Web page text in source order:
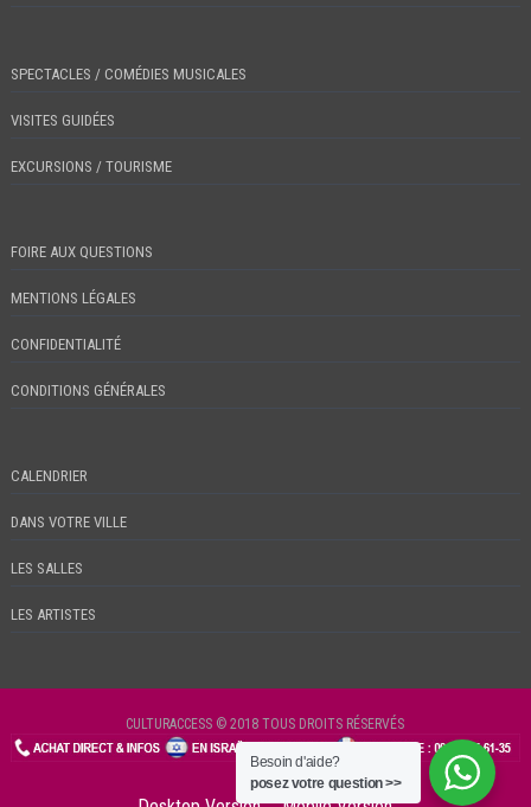
SPECTACLES / COMÉDIES MUSICALES
VISITES GUIDÉES
EXCURSIONS / TOURISME
FOIRE AUX QUESTIONS
MENTIONS LÉGALES
CONFIDENTIALITÉ
CONDITIONS GÉNÉRALES
CALENDRIER
DANS VOTRE VILLE
LES SALLES
LES ARTISTES
CULTURACCESS © 2018 TOUS DROITS RÉSERVÉS
CHECKIN
Besoin d'aide?
posez votre question >>